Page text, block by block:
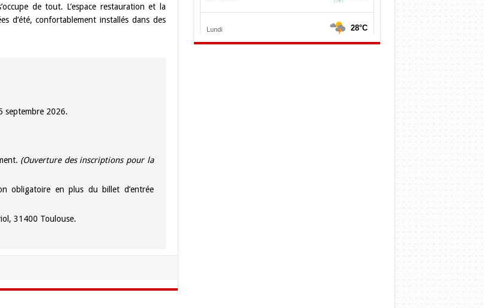
de tout. L’espace restauration et la
d’été, confortablement installés dans des
septembre 2026.
(Ouverture des inscriptions pour la
obligatoire en plus du billet d’entrée
31400 Toulouse.